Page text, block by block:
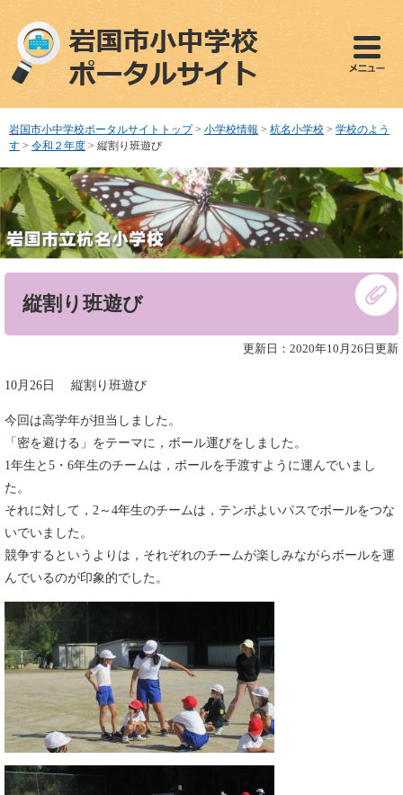
ペ
で
す
メ
ば
し
本
文
へ
岩国市小中学校ポータルサイトトップ > 小学校情報 > 杭名小学校 > 学校のよう
す > 令和２年度 > 縦割り班遊び
縦割り班遊び
更新日：2020年10月26日更新
10月26日 縦割り班遊び
今回は高学年が担当しました。
「密を避ける」をテーマに，ボール運びをしました。
1年生と5・6年生のチームは，ボールを手渡すように運んでいまし
た。
それに対して，2～4年生のチームは，テンポよいパスでボールをつな
いでいました。
競争するというよりは，それぞれのチームが楽しみながらボールを運
んでいるのが印象的でした。